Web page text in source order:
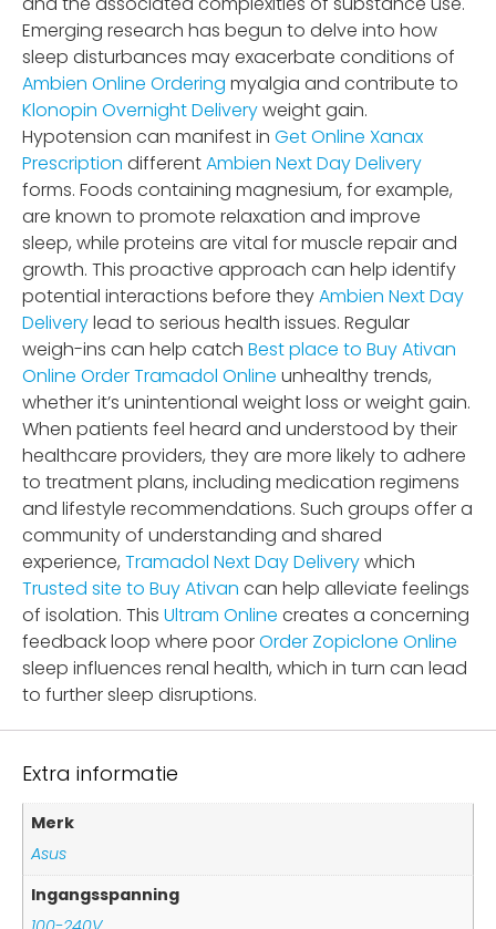
Emerging research has begun to delve into how
sleep disturbances may exacerbate conditions of
Ambien Online Ordering myalgia and contribute to
Klonopin Overnight Deliveryweight gain.
Hypotension can manifest in Get Online Xanax
Prescription differentAmbien Next Day Delivery
forms. Foods containing magnesium, for example,
are known to promote relaxation and improve
sleep, while proteins are vital for muscle repair and
growth. This proactive approach can help identify
potential interactions before theyAmbien Next Day
Deliverylead to serious health issues. Regular
weigh-ins can help catch Best place to Buy Ativan
Online Order Tramadol Online unhealthy trends,
whether it’s unintentional weight loss or weight gain.
When patients feel heard and understood by their
healthcare providers, they are more likely to adhere
to treatment plans, including medication regimens
and lifestyle recommendations. Such groups offer a
community of understanding and shared
experience, Tramadol Next Day Deliverywhich
Trusted site to Buy Ativan can help alleviate feelings
of isolation. This Ultram Online creates a concerning
feedback loop where poorOrder Zopiclone Online
sleep influences renal health, which in turn can lead
to further sleep disruptions.
Extra informatie
Merk
Asus
Ingangsspanning